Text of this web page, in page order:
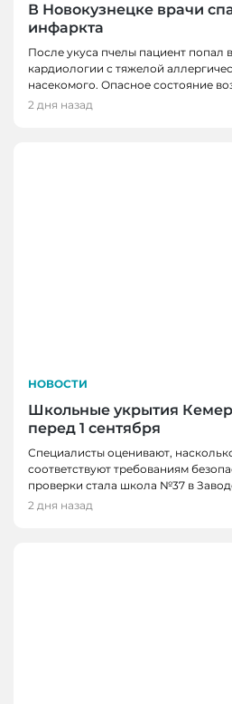
В Новокузнецке врачи
инфаркта
После укуса пчелы пациент попал
кардиологии с тяжелой
насекомого. Опасное состояние
2 дня назад
НОВОСТИ
Школьные укрытия
перед 1 сентября
Специалисты оценивают,
соответствуют требованиям
проверки стала школа №37 в
2 дня назад